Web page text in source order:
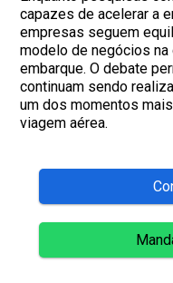
capazes de acelerar a
empresas seguem
modelo de negócios
embarque. O debate
continuam sendo
um dos momentos
viagem aérea.